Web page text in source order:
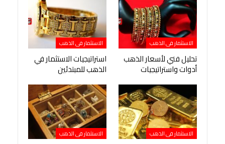
الاستثمار فى الذهب
تحليل فني لأسعار الذهب
أدوات واستراتيجيات
الاستثمار فى الذهب
استراتيجيات الاستثمار في
الذهب للمبتدئين
الاستثمار فى الذهب الاستثمار فى الذهب